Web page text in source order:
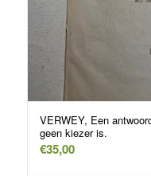
VERWEY, Een
geen kiezer is.
€35,00